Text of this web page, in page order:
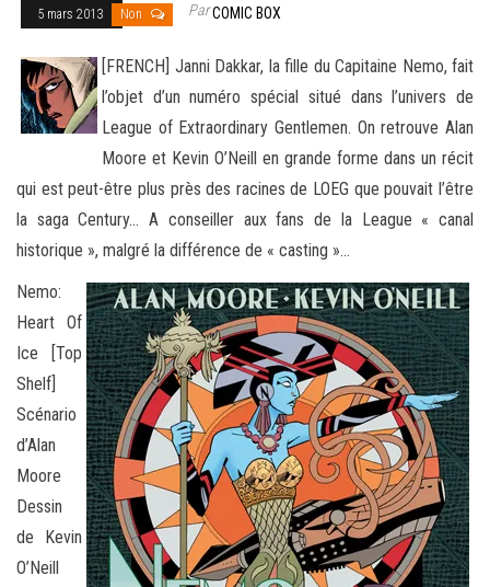
5 mars 2013 Non ParCOMIC BOX
[FRENCH] Janni Dakkar, la fille du Capitaine Nemo, fait
l’objet d’un numéro spécial situé dans l’univers de
League of Extraordinary Gentlemen. On retrouve Alan
Moore et Kevin O’Neill en grande forme dans un récit
qui est peut-être plus près des racines de LOEG que pouvait l’être
la saga Century… A conseiller aux fans de la League « canal
historique », malgré la différence de « casting »…
Nemo:
Heart Of
Ice [Top
Shelf]
Scénario
d’Alan
Moore
Dessin
de Kevin
O’Neill